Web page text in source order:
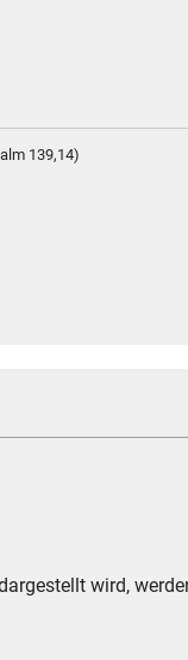
139,14)
wird,